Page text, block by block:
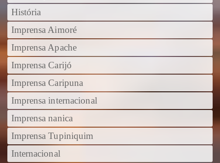
História
Imprensa Aimoré
Imprensa Apache
Imprensa Carijó
Imprensa Caripuna
Imprensa internacional
Imprensa nanica
Imprensa Tupiniquim
Internacional